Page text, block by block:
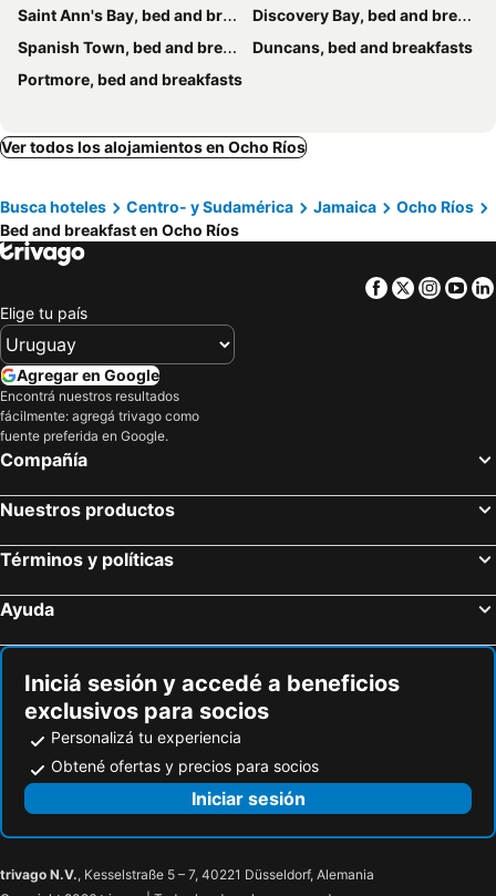
Saint Ann's Bay, bed and breakfasts
Discovery Bay, bed and breakfasts
Spanish Town, bed and breakfasts
Duncans, bed and breakfasts
Portmore, bed and breakfasts
Ver todos los alojamientos en Ocho Ríos
Busca hoteles Centro- y Sudamérica Jamaica
Ocho Ríos
Bed and breakfast en Ocho Ríos
Facebook
Twitter
Elige tu país
Agregar en Google
Encontrá nuestros resultados
fácilmente: agregá trivago como
fuente preferida en Google.
Compañía
Nuestros productos
Términos y políticas
Ayuda
Iniciá sesión y accedé a beneficios
exclusivos para socios
Personalizá tu experiencia
Obtené ofertas y precios para socios
Iniciar sesión
trivago N.V., Kesselstraße 5 – 7, 40221 Düsseldorf, Alemania